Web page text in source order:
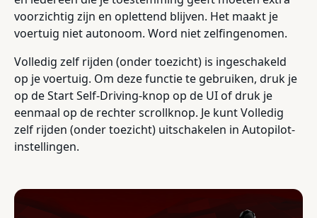
voorzichtig zijn en oplettend blijven. Het maakt je
voertuig niet autonoom. Word niet zelfingenomen.
Volledig zelf rijden (onder toezicht) is ingeschakeld
op je voertuig. Om deze functie te gebruiken, druk je
op de Start Self-Driving-knop op de UI of druk je
eenmaal op de rechter scrollknop. Je kunt Volledig
zelf rijden (onder toezicht) uitschakelen in Autopilot-
instellingen.